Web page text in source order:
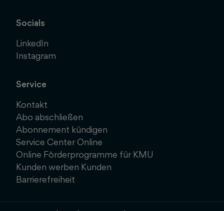
Socials
LinkedIn
Instagram
Service
Kontakt
Abo abschließen
Abonnement kündigen
Service Center Online
Online Förderprogramme für KMU
Kunden werben Kunden
Barrierefreiheit